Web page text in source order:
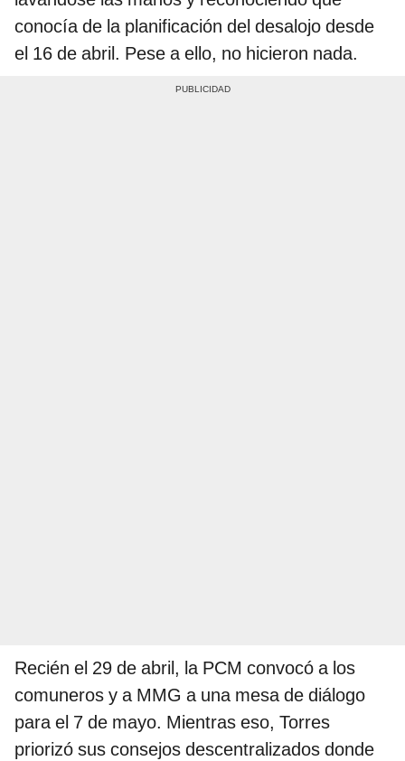
conocía de la planificación del desalojo desde
el 16 de abril. Pese a ello, no hicieron nada.
Recién el 29 de abril, la PCM convocó a los
comuneros y a MMG a una mesa de diálogo
para el 7 de mayo. Mientras eso, Torres
priorizó sus consejos descentralizados donde